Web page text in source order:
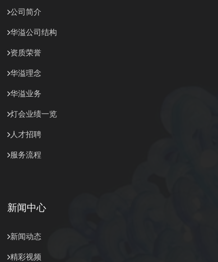
公司简介
华溢公司结构
资质荣誉
华溢理念
华溢业务
灯会业绩一览
人才招聘
服务流程
新闻中心
新闻动态
精彩视频